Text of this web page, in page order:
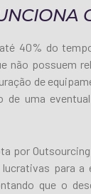
40% do
não possuem
de
de uma
por
lucrativas para
que o